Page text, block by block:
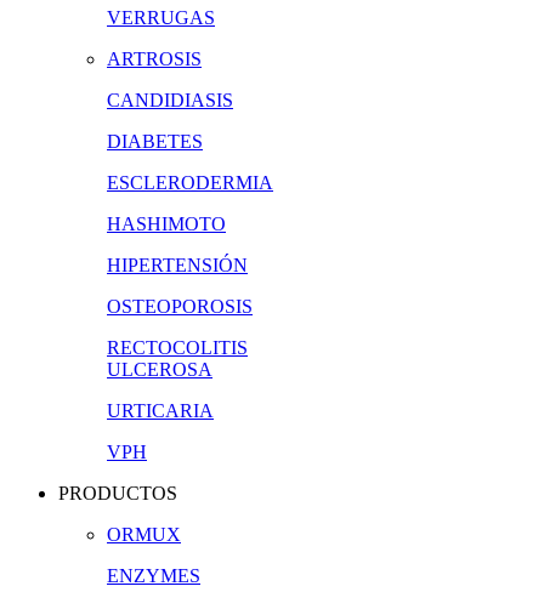
VERRUGAS
ARTROSIS
CANDIDIASIS
DIABETES
ESCLERODERMIA
HASHIMOTO
HIPERTENSIÓN
OSTEOPOROSIS
RECTOCOLITIS
ULCEROSA
URTICARIA
VPH
PRODUCTOS
ORMUX
ENZYMES